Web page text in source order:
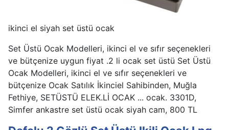
ikinci el siyah set üstü ocak
Set Üstü Ocak Modelleri, ikinci el ve sıfır seçenekleri
ve bütçenize uygun fiyat .2 li ocak set üstü Set Üstü
Ocak Modelleri, ikinci el ve sıfır seçenekleri ve
bütçenize Ocak Satılık İkinciel Sahibinden, Muğla
Fethiye, SETÜSTÜ ELEK.Lİ OCAK ... ocak. 3301D,
Simfer ankastre set üstü ocak siyah cam, 800 TL